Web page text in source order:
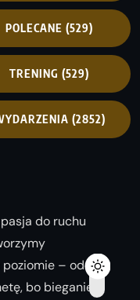
POLECANE (529)
TRENING (529)
(2852)
do ruchu
– od
bo bieganie